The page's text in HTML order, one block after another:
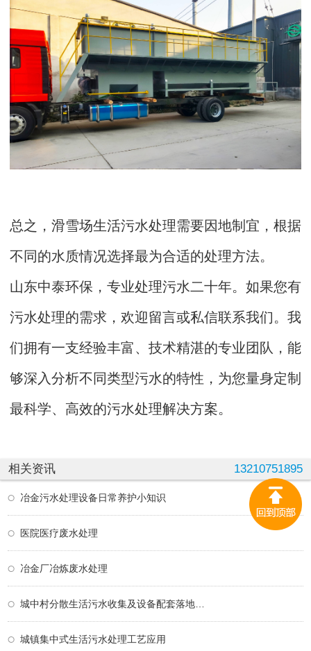
总之，滑雪场生活污水处理需要因地制宜，根据
不同的水质情况选择最为合适的处理方法。
山东中泰环保，专业处理污水二十年。如果您有
污水处理的需求，欢迎留言或私信联系我们。我
们拥有一支经验丰富、技术精湛的专业团队，能
够深入分析不同类型污水的特性，为您量身定制
最科学、高效的污水处理解决方案。
相关资讯 13210751895
冶金污水处理设备日常养护小知识
医院医疗废水处理
冶金厂冶炼废水处理
城镇集中式生活污水处理工艺应用